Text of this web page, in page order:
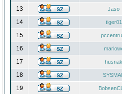
13 Jaso
14 tiger01
15
16
17 husnak
18
19